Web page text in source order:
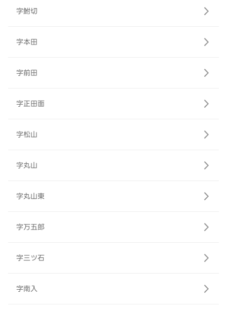
字鮒切
字本田
字前田
字正田面
字松山
字丸山
字丸山東
字万五郎
字三ツ石
字南入